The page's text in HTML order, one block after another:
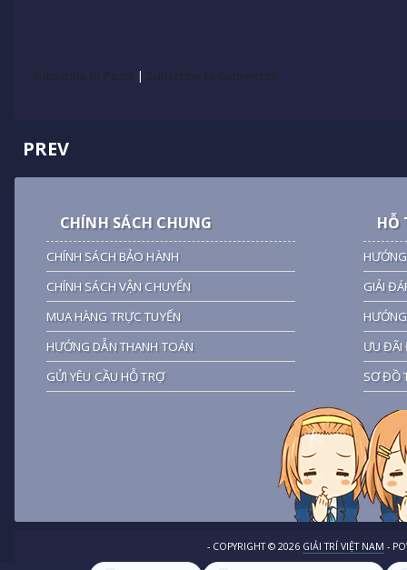
Subscribe to Posts | Subscribe to Comments
PREV
CHÍNH SÁCH CHUNG
CHÍNH SÁCH BẢO HÀNH
CHÍNH SÁCH VẬN CHUYỂN
MUA HÀNG TRỰC TUYẾN
HƯỚNG DẪN THANH TOÁN
GỬI YÊU CẦU HỖ TRỢ
HỖ
GIẢI
ƯU ĐÃI
SƠ ĐỒ
- COPYRIGHT © 2026 GIẢI TRÍ VIỆT NAM -